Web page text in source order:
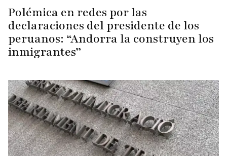
Polémica en redes por las
declaraciones del presidente de los
peruanos: “Andorra la construyen los
inmigrantes”